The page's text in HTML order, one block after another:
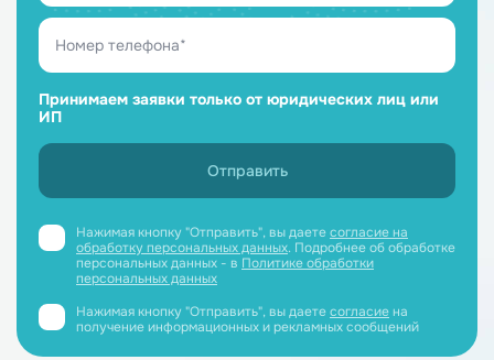
Принимаем заявки только от юридических лиц или
ИП
Нажимая кнопку "Отправить", вы даетесогласие на
обработку персональных данных. Подробнее об обработке
персональных данных - в Политике обработки
персональных данных
Нажимая кнопку "Отправить", вы даетесогласиена
получение информационных и рекламных сообщений